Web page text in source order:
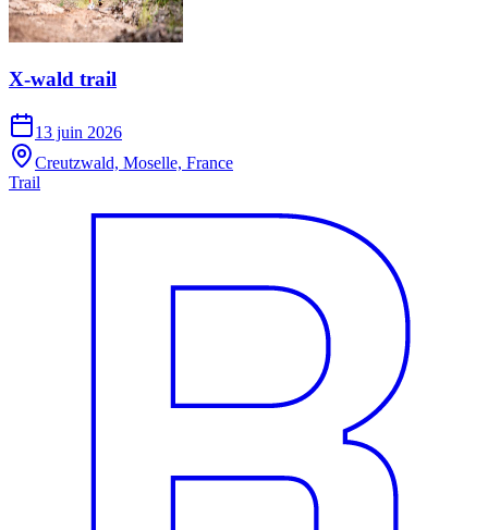
X-wald trail
13 juin 2026
Creutzwald, Moselle, France
Trail